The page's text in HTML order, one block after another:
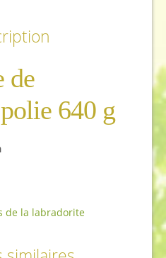
de
640 g
de la labradorite